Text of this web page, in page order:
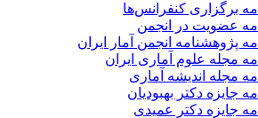
برگزاری کنفرانس‌ها
عضویت در انجمن
پژوهشنامه انجمن آمار ایران
مجله علوم آماری ایران
مجله اندیشه آماری
جایزه دکتر بهبودیان
جایزه دکتر عمیدی